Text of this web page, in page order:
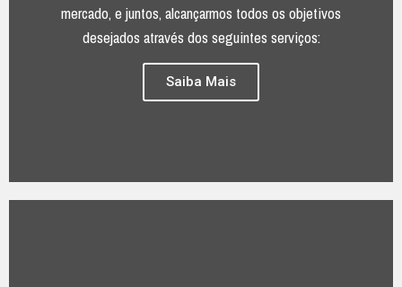
mercado, e juntos, alcançarmos todos os objetivos
desejados através dos seguintes serviços:
Saiba Mais